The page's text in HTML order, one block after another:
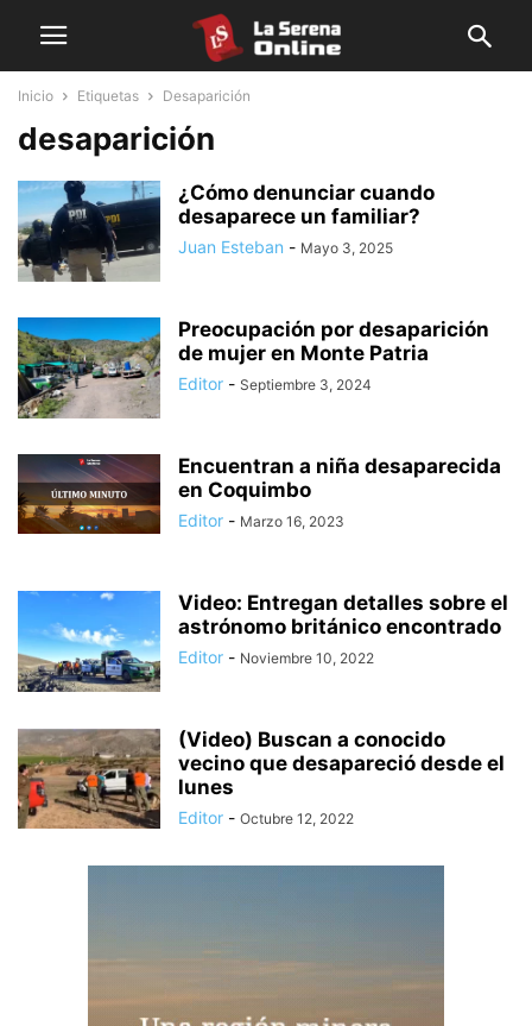
Inicio Etiquetas Desaparición
desaparición
¿Cómo denunciar cuando
desaparece un familiar?
Juan Esteban - Mayo 3, 2025
Preocupación por desaparición
de mujer en Monte Patria
Editor - Septiembre 3, 2024
Encuentran a niña desaparecida
en Coquimbo
Editor - Marzo 16, 2023
Video: Entregan detalles sobre el
astrónomo británico encontrado
Editor - Noviembre 10, 2022
(Video) Buscan a conocido
vecino que desapareció desde el
lunes
Editor - Octubre 12, 2022